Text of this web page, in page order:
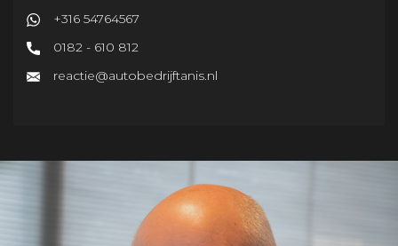
+316 54764567
0182 - 610 812
reactie@autobedrijftanis.nl